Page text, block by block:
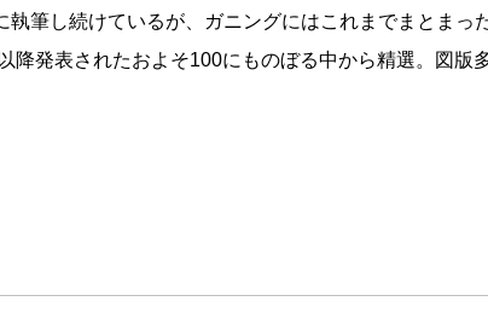
筆し続けているが、ガニングにはこれまでまとまっ
発表されたおよそ100にものぼる中から精選。図版多